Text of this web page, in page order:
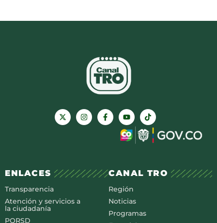
ENLACES
Transparencia
Atención y servicios a
la ciudadanía
PQRSD
CANAL TRO
Región
Noticias
Programas